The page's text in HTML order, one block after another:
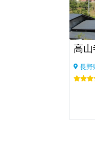
高山
長野